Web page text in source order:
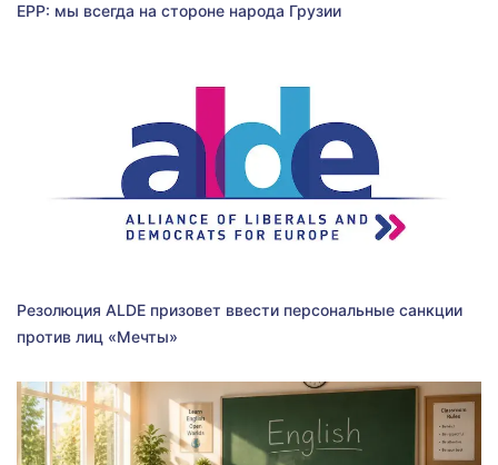
EPP: мы всегда на стороне народа Грузии
Резолюция ALDE призовет ввести персональные санкции
против лиц «Мечты»